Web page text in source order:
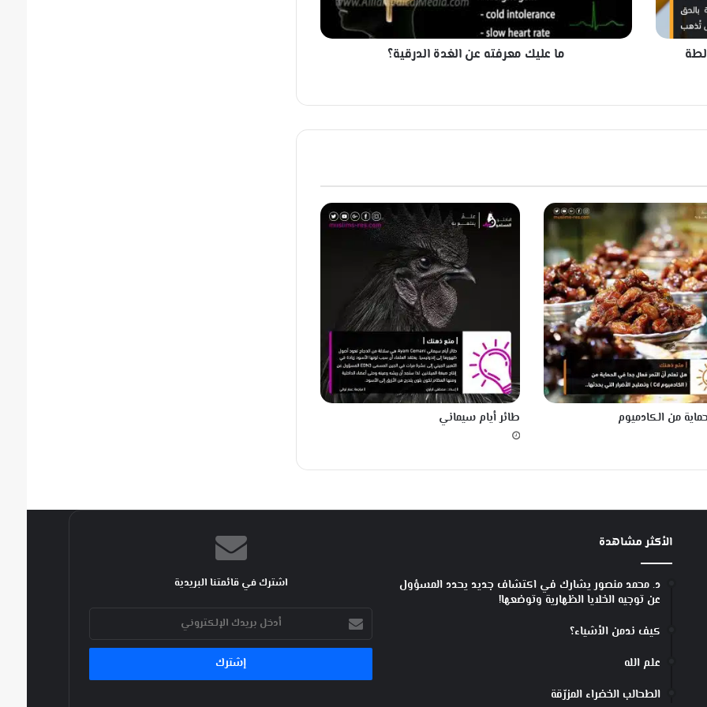
ر
ع
د
ة
د
ر
ق
ي
ة
؟
ما عليك معرفته عن الغدة الدرقية؟
من الكادميوم طائر أيام سيماني
الأكثر مشاهدة
د. محمد منصور يشارك في اكتشاف جديد يحدد المسؤول
عن توجيه الخلايا الظهارية وتوضعها!
كيف ندمن الأشياء؟
علم الله
الطحالب الخضراء المزرّقة
اشترك في قائمتنا البريدية
أدخل
بريدك
الإلكتروني